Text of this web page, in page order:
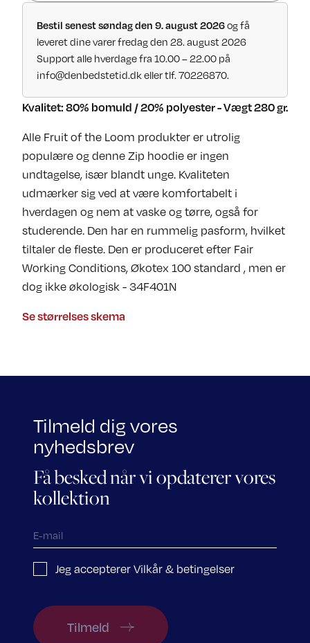
Bestil senest søndag den 9. august 2026og få
leveret dine varer fredag den 28. august 2026
Support alle hverdage fra 10.00 – 22.00 på
info@denbedstetid.dk eller tlf. 70226870.
Kvalitet: 80% bomuld / 20% polyester - Vægt 280 gr.
Alle Fruit of the Loom produkter er utrolig
populære og denne Zip hoodie er ingen
undtagelse, især blandt unge. Kvaliteten
udmærker sig ved at være komfortabelt i
hverdagen og nem at vaske og tørre, også for
studerende. Den har en rummelig pasform, hvilket
tiltaler de fleste. Den er produceret efter Fair
Working Conditions, Økotex 100 standard , men er
dog ikke økologisk - 34F401N
Se størrelses skema
Tilmeld dig vores
nyhedsbrev
Få besked når vi opdaterer vores
kollektion
Jeg accepterer Vilkår & betingelser
Tilmeld